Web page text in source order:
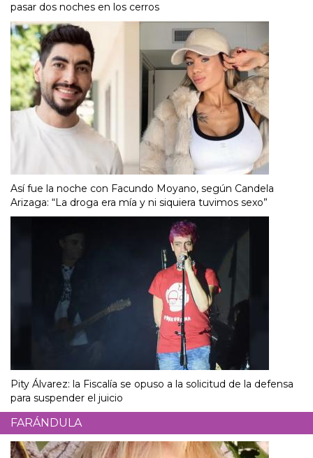
pasar dos noches en los cerros
Así fue la noche con Facundo Moyano, según Candela
Arizaga: “La droga era mía y ni siquiera tuvimos sexo”
Pity Álvarez: la Fiscalía se opuso a la solicitud de la defensa
para suspender el juicio
FARÁNDULA